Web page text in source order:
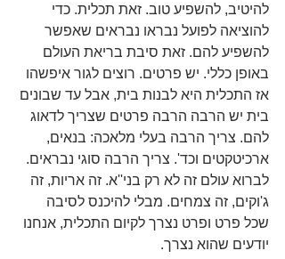
להיטיב, להשפיע טוב. זאת תכלית. כדי
להוציאה לפועל נבראו נבראים שאפשר
להשפיע להם. זאת סיבת בריאת העולם
באופן כללי. יש פרטים. רוצים לגור איפשהו
אז התכלית היא לבנות בית, אבל עד שבונים
בית יש הרבה הרבה פרטים שצריך לדאוג
להם. צריך הרבה בעלי מלאכה: בנאים,
ארכיטקטים וכד'. צריך הרבה סוגי נבראים.
לברוא עולם זה לא רק בני''א. זה אריות, זה
ג'וקים, זה צמחים. מבלי להיכנס לסיבה
שכל פרט ופרט נצרך לקיום התכלית, אנחנו
יודעים שהוא נצרך.